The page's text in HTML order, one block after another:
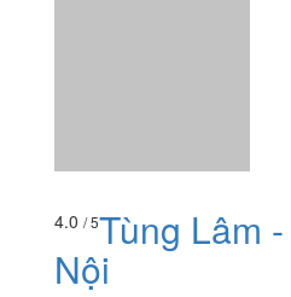
4.0 / 5Tùng Lâm
Nội